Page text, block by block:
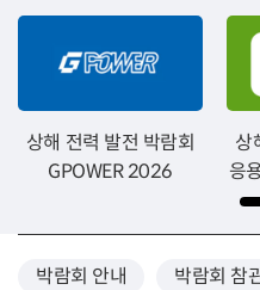
상해 전력 발전 박람회
GPOWER 2026
상
응
박람회 안내 박람회 참